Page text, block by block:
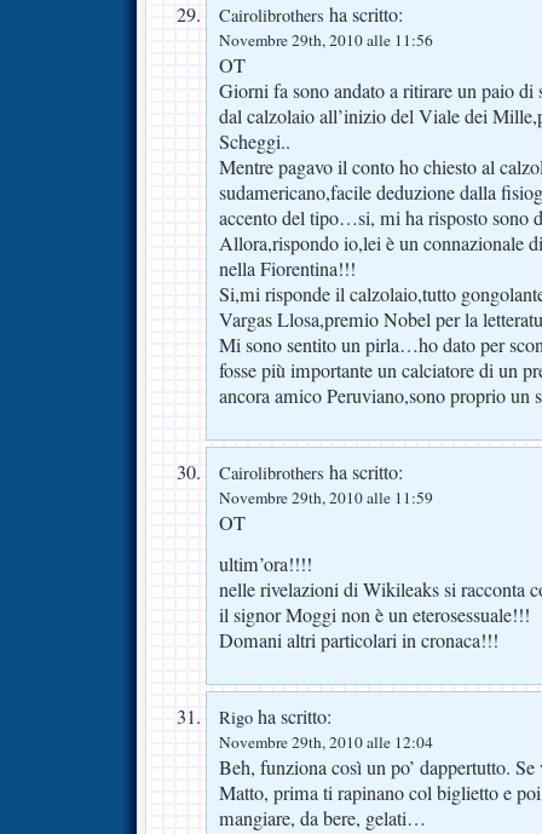
Cairolibrothers ha scritto:
Novembre 29th, 2010 alle 11:56
OT
Giorni fa sono andato a ritirare un paio di
dal calzolaio all’inizio del Viale dei
Scheggi..
Mentre pagavo il conto ho chiesto al
sudamericano,facile deduzione dalla
accento del tipo…si, mi ha risposto sono
Allora,rispondo io,lei è un connazionale
nella Fiorentina!!!
Si,mi risponde il calzolaio,tutto
Vargas Llosa,premio Nobel per la
Mi sono sentito un pirla…ho dato per
fosse più importante un calciatore di un
ancora amico Peruviano,sono proprio un
Cairolibrothers ha scritto:
Novembre 29th, 2010 alle 11:59
OT
ultim’ora!!!!
nelle rivelazioni di Wikileaks si racconta
il signor Moggi non è un eterosessuale!!!
Domani altri particolari in cronaca!!!
Rigo ha scritto:
Novembre 29th, 2010 alle 12:04
Beh, funziona così un po’ dappertutto.
Matto, prima ti rapinano col biglietto e
mangiare, da bere, gelati…